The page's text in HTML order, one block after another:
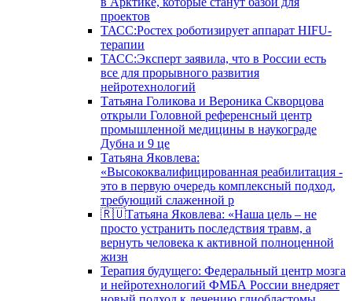
проектов
ТАСС:Ростех роботизирует аппарат HIFU-
терапии
ТАСС:Эксперт заявила, что в России есть
все для прорывного развития
нейротехнологий
Татьяна Голикова и Вероника Скворцова
открыли Головной референсный центр
промышленной медицины в наукограде
Дубна и 9 це
Татьяна Яковлева:
«Высококвалифицированная реабилитация -
это в первую очередь комплексный подход,
требующий слаженной р
🇷🇺Татьяна Яковлева: «Наша цель – не
просто устранить последствия травм, а
вернуть человека к активной полноценной
жизн
Терапия будущего: Федеральный центр мозга
и нейротехнологий ФМБА России внедряет